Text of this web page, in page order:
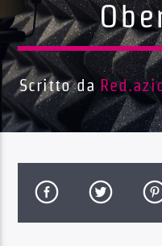
Traccia corrente
Titolo
Artista
Radio Dolomiti
Scritto da